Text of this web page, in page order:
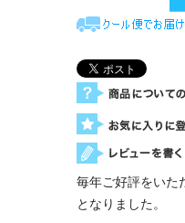
毎年ご好評をいた
となりました。